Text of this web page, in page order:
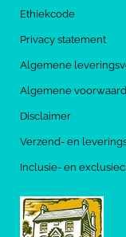
Ethiekcode
Privacy statement
Algemene
Algemene
Disclaimer
Verzend- en
Inclusie- en